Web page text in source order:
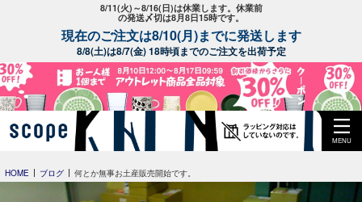
8/11(火)～8/16(日)は休業します。休業前
の発送〆切は8月8日15時です。
現在のご注文は8/10(月)までに発送します
8/8(土)は8/7(金) 18時頃までのご注文を出荷予定
MENU
HOME ブログ 何とか無事お土産販売開始です。